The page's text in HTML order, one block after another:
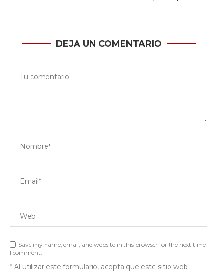
DEJA UN COMENTARIO
Save my name, email, and website in this browser for the next time
I comment.
* Al utilizar este formulario, acepta que este sitio web